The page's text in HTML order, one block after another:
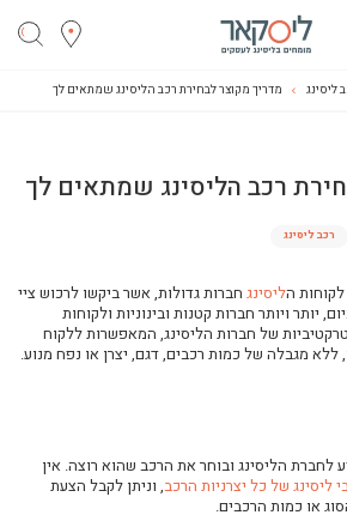
ליסינג מדריך מקוצר לבחירת רכב הליסינג שמתאים לך
שמתאים לך
מס?
את הרכב הבא שלכם
טויוטה או סוזוקי?
יוקרה חשמלי?
פרטי ומה הכי מתאים לכם?
רכב הליסינג שמתאים לך
רכב ליסינג
הליסינג חברות גדולות, אשר ביקשו לרכוש ציי
יותר ויותר חברות קטנות ובינוניות ולקוחות
של חברות הליסינג, המאפשרות ללקוח
מגבלה של כמות רכבים, דגם, יצרן או נפח מנוע.
לחברת הליסינג ובוחר את הרכב שהוא רוצה. אין
ליסינג של כל יצרניות הרכב, וניתן לקבל הצעת
או כמות הרכבים.